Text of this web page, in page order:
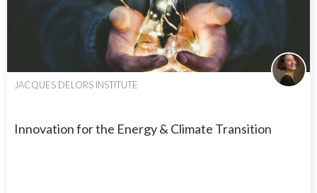
JACQUES DELORS INSTITUTE
Innovation for the Energy & Climate Transition